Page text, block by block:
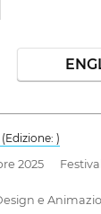
( Edizione: )
2025
e